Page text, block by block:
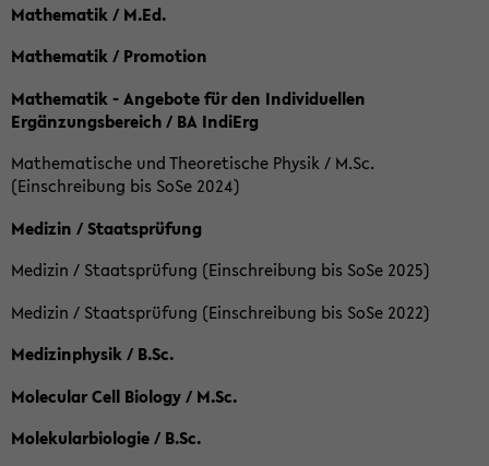
Mathematik / M.Ed.
Mathematik / Promotion
Mathematik - Angebote für den Individuellen
Ergänzungsbereich / BA IndiErg
Mathematische und Theoretische Physik / M.Sc.
(Einschreibung bis SoSe 2024)
Medizin / Staatsprüfung
Medizin / Staatsprüfung (Einschreibung bis SoSe 2025)
Medizin / Staatsprüfung (Einschreibung bis SoSe 2022)
Medizinphysik / B.Sc.
Molecular Cell Biology / M.Sc.
Molekularbiologie / B.Sc.